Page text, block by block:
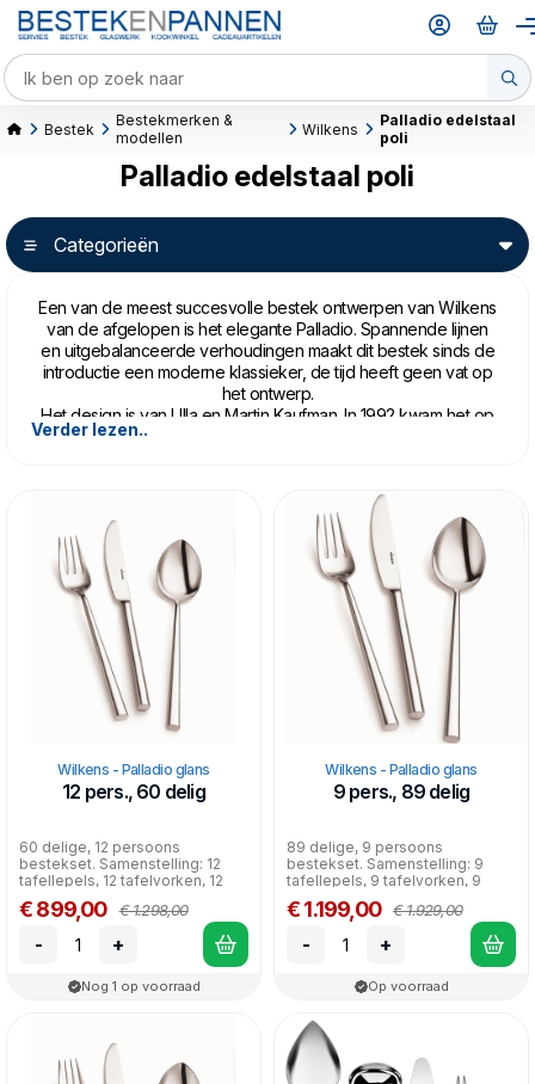
Bestek
Bestekmerken &
modellen
Wilkens
Palladio edelstaal
poli
Palladio edelstaal poli
Categorieën
Een van de meest succesvolle bestek ontwerpen van Wilkens
van de afgelopen is het elegante Palladio. Spannende lijnen
en uitgebalanceerde verhoudingen maakt dit bestek sinds de
introductie een moderne klassieker, de tijd heeft geen vat op
het ontwerp.
Het design is van Ulla en Martin Kaufman. In 1992 kwam het op
de markt en meteen dat jaar won het design een Red Dot
Het Palladio is verkrijgbaar is een hoogglans gepolijste variant,
maar ook in een
gematteerde, satijnen uitvoering.
Verder lezen..
Wilkens - Palladio glans
12 pers., 60 delig
60 delige, 12 persoons
bestekset. Samenstelling: 12
tafellepels, 12 tafelvorken, 12
tafelmessen, 12 koffi...
€ 899,00 € 1.298,00
- +
Nog 1 op voorraad
Wilkens - Palladio glans
9 pers., 89 delig
89 delige, 9 persoons
bestekset. Samenstelling: 9
tafellepels, 9 tafelvorken, 9
tafelmessen, 9 dessertlep...
€ 1.199,00 € 1.929,00
- +
Op voorraad